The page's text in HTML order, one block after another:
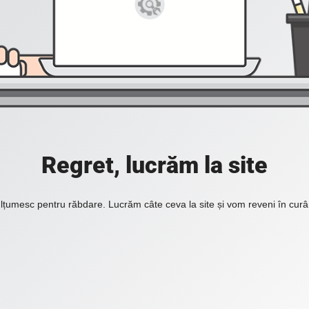
Regret, lucrăm la site
pentru răbdare. Lucrăm câte ceva la site și vom reveni în